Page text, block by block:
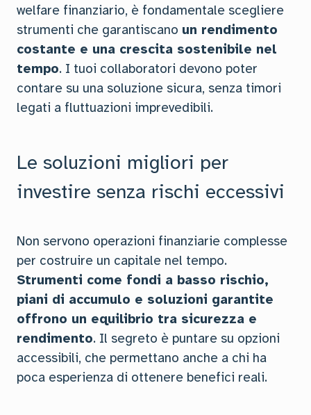
welfare finanziario, è fondamentale scegliere
strumenti che garantiscano un rendimento
costante e una crescita sostenibile nel
tempo. I tuoi collaboratori devono poter
contare su una soluzione sicura, senza timori
legati a fluttuazioni imprevedibili.
Le soluzioni migliori per
investire senza rischi eccessivi
Non servono operazioni finanziarie complesse
per costruire un capitale nel tempo.
Strumenti come fondi a basso rischio,
piani di accumulo e soluzioni garantite
offrono un equilibrio tra sicurezza e
rendimento. Il segreto è puntare su opzioni
accessibili, che permettano anche a chi ha
poca esperienza di ottenere benefici reali.